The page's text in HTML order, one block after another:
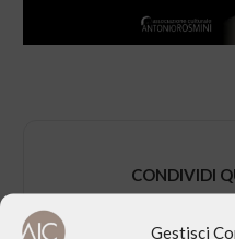
Gestisci
CONDIVIDI